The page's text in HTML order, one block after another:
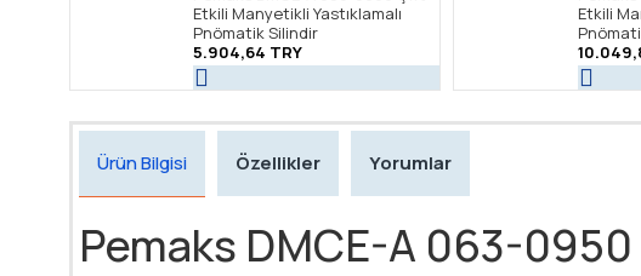
Etkili Manyetikli Yastıklamalı
Pnömatik Silindir
5.904,64 TRY
Etkili
Ürün Bilgisi Özellikler Yorumlar
Pemaks DMCE-A 063-